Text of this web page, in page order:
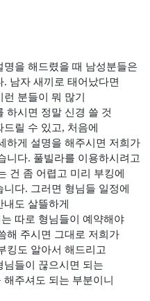
을 해드렸을 때 남성분들은
. 남자 새끼로 태어났다면
분들이 뭐 많기
하시면 정말 신경 쓸 것
드릴 수 있고, 처음에
하게 설명을 해주시면 저희가
니다. 풀빌라를 이용하시려고
건 좀 어렵고 미리 부킹에
니다. 그러면 형님들 일정에
도 살뜰하게
따로 형님들이 예약해야
해 주시면 그대로 저희가
킹도 알아서 해드리고
님들이 끊으시면 되는
주셔도 되는 부분이니